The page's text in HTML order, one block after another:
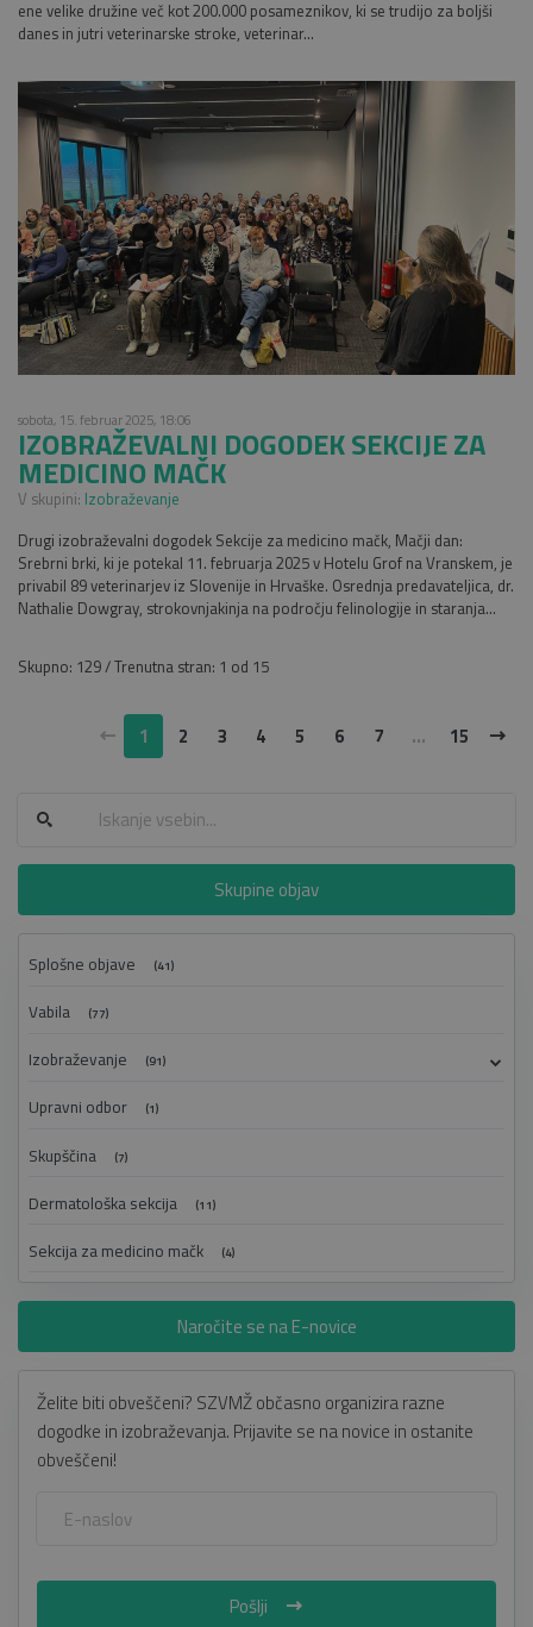
ene velike družine več kot 200.000 posameznikov, ki se trudijo za boljši
danes in jutri veterinarske stroke, veterinar...
sobota, 15. februar 2025, 18:06
IZOBRAŽEVALNI DOGODEK SEKCIJE ZA
MEDICINO MAČK
V skupini: Izobraževanje
Drugi izobraževalni dogodek Sekcije za medicino mačk, Mačji dan:
Srebrni brki, ki je potekal 11. februarja 2025 v Hotelu Grof na Vranskem, je
privabil 89 veterinarjev iz Slovenije in Hrvaške. Osrednja predavateljica, dr.
Nathalie Dowgray, strokovnjakinja na področju felinologije in staranja...
Skupno: 129 / Trenutna stran: 1 od 15
1 2 3 4 5 6 7 ... 15
Skupine objav
Splošne objave (41)
Vabila (77)
Izobraževanje (91)
Upravni odbor (1)
Skupščina (7)
Dermatološka sekcija (11)
Sekcija za medicino mačk (4)
Naročite se na E-novice
Želite biti obveščeni? SZVMŽ občasno organizira razne
dogodke in izobraževanja. Prijavite se na novice in ostanite
obveščeni!
Pošlji